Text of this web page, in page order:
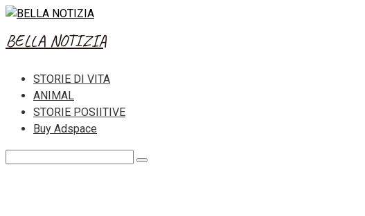
Skip
content
BELLA NOTIZIA
STORIE DI VITA
ANIMAL
STORIE POSIITIVE
Buy Adspace